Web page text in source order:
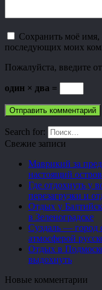
Сохранить моё имя,
последующих моих
Пожалуйста, введите
один × два =
Search for:
Свежие записи
Маврикий за
настоящий остров
Где отдохнуть у
перезагрузки и
Отдых у
в Зеленоградске
Суздаль — город
атмосферой
Отдых в
выдохнуть
Новые комментарии